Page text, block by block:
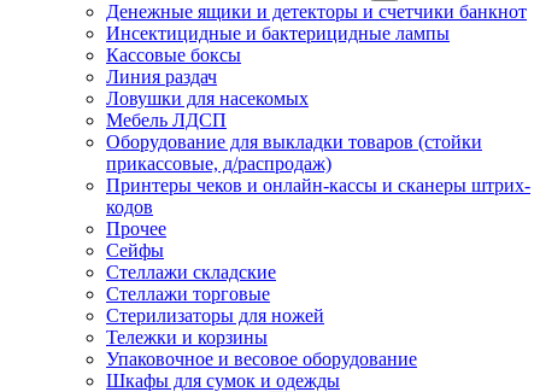
Денежные ящики и детекторы и счетчики банкнот
Инсектицидные и бактерицидные лампы
Кассовые боксы
Линия раздач
Ловушки для насекомых
Мебель ЛДСП
Оборудование для выкладки товаров (стойки
прикассовые, д/распродаж)
Принтеры чеков и онлайн-кассы и сканеры штрих-
кодов
Прочее
Сейфы
Стеллажи складские
Стеллажи торговые
Стерилизаторы для ножей
Тележки и корзины
Упаковочное и весовое оборудование
Шкафы для сумок и одежды